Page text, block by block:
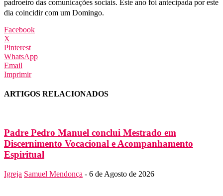
padroeiro das comunicações sociais. Este ano foi antecipada por este
dia coincidir com um Domingo.
Facebook
X
Pinterest
WhatsApp
Email
Imprimir
ARTIGOS RELACIONADOS
Padre Pedro Manuel conclui Mestrado em
Discernimento Vocacional e Acompanhamento
Espiritual
Igreja Samuel Mendonça - 6 de Agosto de 2026